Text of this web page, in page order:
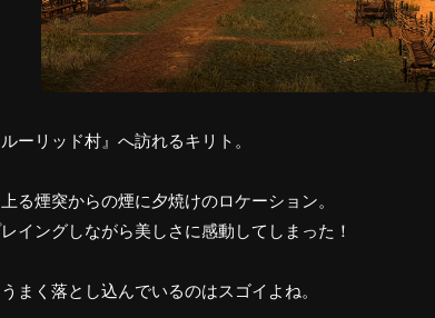
ーリッド村』へ訪れるキリト。
る煙突からの煙に夕焼けのロケーション。
イングしながら美しさに感動してしまった！
まく落とし込んでいるのはスゴイよね。